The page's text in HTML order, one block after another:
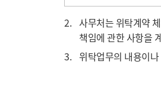
2. 사무처는 위탁계약
책임에 관한 사항을
3. 위탁업무의 내용이